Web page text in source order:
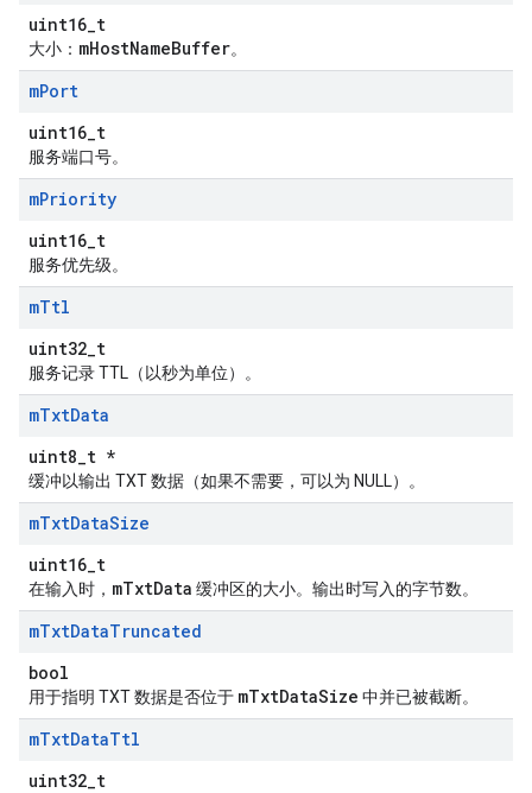
uint16_t
大小： mHostNameBuffer。
mPort
uint16_t
服务端口号。
mPriority
uint16_t
服务优先级。
mTtl
uint32_t
服务记录 TTL（以秒为单位）。
mTxtData
uint8_t *
缓冲以输出 TXT 数据（如果不需要，可以为 NULL）。
mTxtDataSize
uint16_t
在输入时， mTxtData 缓冲区的大小。输出时写入的字节数。
mTxtDataTruncated
bool
用于指明 TXT 数据是否位于 mTxtDataSize 中并已被截断。
mTxtDataTtl
uint32_t